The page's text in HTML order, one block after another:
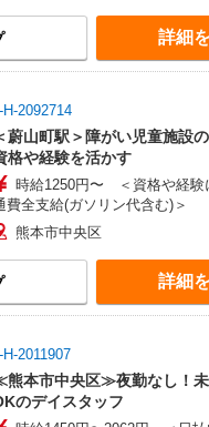
詳細
2092714
蔚山町駅＞障がい児童施設
格や経験を活かす
時給1250円〜 ＜資格や経験
費全支給(ガソリン代含む)＞
熊本市中央区
詳細
2011907
本市中央区≫夜勤なし！未
のデイスタッフ